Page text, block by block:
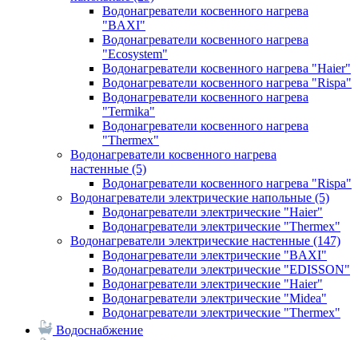
Водонагреватели косвенного нагрева
"BAXI"
Водонагреватели косвенного нагрева
"Ecosystem"
Водонагреватели косвенного нагрева "Haier"
Водонагреватели косвенного нагрева "Rispa"
Водонагреватели косвенного нагрева
"Termika"
Водонагреватели косвенного нагрева
"Thermex"
Водонагреватели косвенного нагрева
настенные (5)
Водонагреватели косвенного нагрева "Rispa"
Водонагреватели электрические напольные (5)
Водонагреватели электрические "Haier"
Водонагреватели электрические "Thermex"
Водонагреватели электрические настенные (147)
Водонагреватели электрические "BAXI"
Водонагреватели электрические "EDISSON"
Водонагреватели электрические "Haier"
Водонагреватели электрические "Midea"
Водонагреватели электрические "Thermex"
Водоснабжение